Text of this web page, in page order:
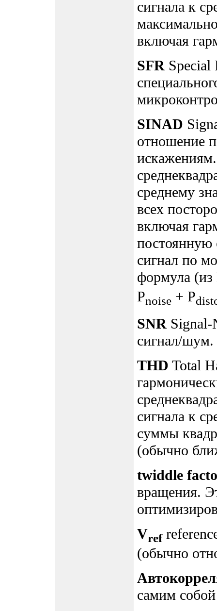
сигнала к
включая
SFR Special
SINAD
отношение
среднему
всех
включая
постоянную
сигнал по
формула
Pnoise + P
SNR Signal-
сигнал/шум.
THD Total
сигнала к
суммы
(обычно
twiddle
вращения.
Vref
(обычно
самим